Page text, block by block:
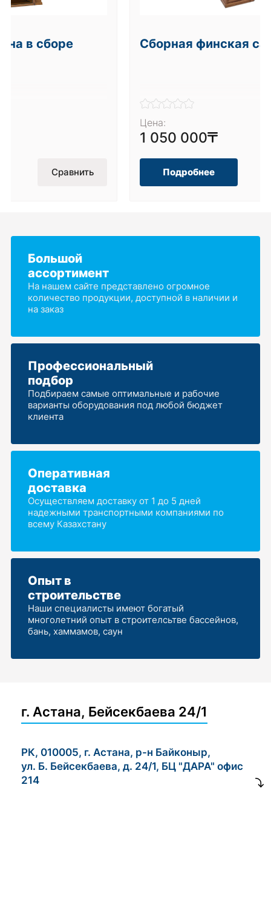
в сборе
Сравнить
Сборная финская
Цена:
1 050 000
Подробнее
Большой
ассортимент
На нашем сайте представлено огромное
количество продукции, доступной в наличии и
на заказ
Профессиональный
подбор
Подбираем самые оптимальные и рабочие
варианты оборудования под любой бюджет
клиента
Оперативная
доставка
Осуществляем доставку от 1 до 5 дней
надежными транспортными компаниями по
всему Казахстану
Опыт в
строительстве
Наши специалисты имеют богатый
многолетний опыт в строителсьтве бассейнов,
бань, хаммамов, саун
г. Астана, Бейсекбаева 24/1
РК, 010005, г. Астана, р-н Байконыр,
ул. Б. Бейсекбаева, д. 24/1, БЦ "ДАРА" офис
214